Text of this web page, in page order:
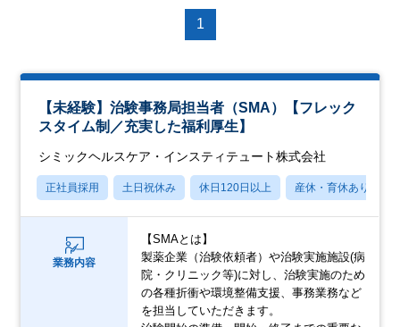
1
【未経験】治験事務局担当者（SMA）【フレック
スタイム制／充実した福利厚生】
シミックヘルスケア・インスティテュート株式会社
正社員採用 土日祝休み 休日120日以上 産休・育休あり
業務内容
【SMAとは】
製薬企業（治験依頼者）や治験実施施設(病
院・クリニック等)に対し、治験実施のため
の各種折衝や環境整備支援、事務業務など
を担当していただきます。